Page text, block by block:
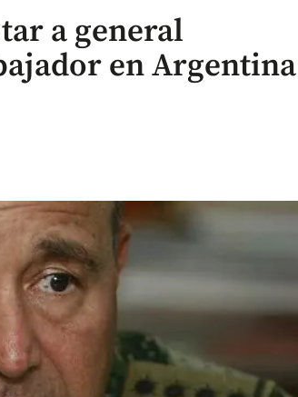
a general
en Argentina